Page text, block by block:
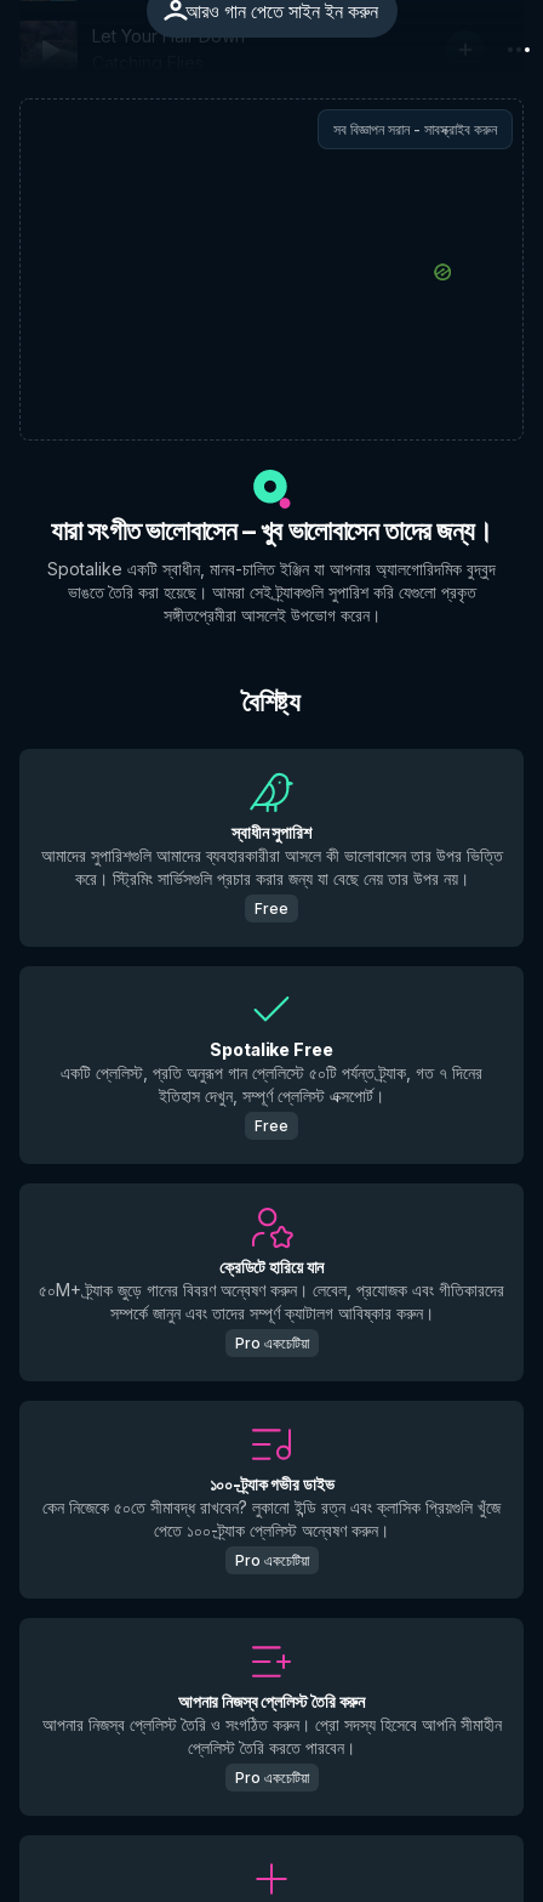
আরও গান পেতে সাইন ইন করুন
Let Your Hair Down
সব বিজ্ঞাপন সরান - সাবস্ক্রাইব করুন
যারা সংগীত ভালোবাসেন – খুব ভালোবাসেন তাদের জন্য।
Spotalike একটি স্বাধীন, মানব-চালিত ইঞ্জিন যা আপনার অ্যালগোরিদমিক বুদ্বুদ
ভাঙতে তৈরি করা হয়েছে। আমরা সেই ট্র্যাকগুলি সুপারিশ করি যেগুলো প্রকৃত
সঙ্গীতপ্রেমীরা আসলেই উপভোগ করেন।
বৈশিষ্ট্য
স্বাধীন সুপারিশ
আমাদের সুপারিশগুলি আমাদের ব্যবহারকারীরা আসলে কী ভালোবাসেন তার উপর ভিত্তি
করে। স্ট্রিমিং সার্ভিসগুলি প্রচার করার জন্য যা বেছে নেয় তার উপর নয়।
Free
Spotalike Free
একটি প্লেলিস্ট, প্রতি অনুরূপ গান প্লেলিস্টে ৫০টি পর্যন্ত ট্র্যাক, গত ৭ দিনের
ইতিহাস দেখুন, সম্পূর্ণ প্লেলিস্ট এক্সপোর্ট।
Free
ক্রেডিটে হারিয়ে যান
৫০M+ ট্র্যাক জুড়ে গানের বিবরণ অন্বেষণ করুন। লেবেল, প্রযোজক এবং গীতিকারদের
সম্পর্কে জানুন এবং তাদের সম্পূর্ণ ক্যাটালগ আবিষ্কার করুন।
Pro একচেটিয়া
১০০-ট্র্যাক গভীর ডাইভ
কেন নিজেকে ৫০তে সীমাবদ্ধ রাখবেন? লুকানো ইন্ডি রত্ন এবং ক্লাসিক প্রিয়গুলি খুঁজে
পেতে ১০০-ট্র্যাক প্লেলিস্ট অন্বেষণ করুন।
Pro একচেটিয়া
আপনার নিজস্ব প্লেলিস্ট তৈরি করুন
আপনার নিজস্ব প্লেলিস্ট তৈরি ও সংগঠিত করুন। প্রো সদস্য হিসেবে আপনি সীমাহীন
প্লেলিস্ট তৈরি করতে পারবেন।
Pro একচেটিয়া